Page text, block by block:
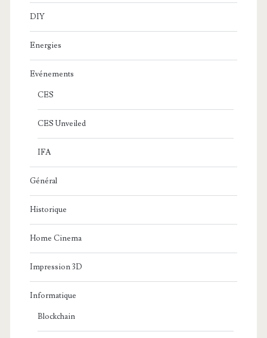
DIY
Energies
Evénements
CES
CES Unveiled
IFA
Général
Historique
Home Cinema
Impression 3D
Informatique
Blockchain